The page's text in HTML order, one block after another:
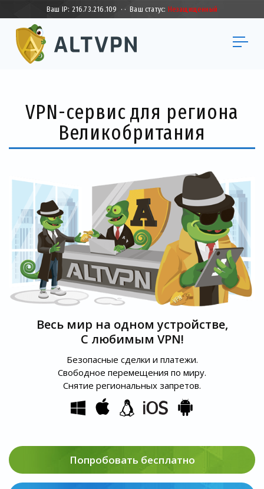
Ваш IP: 216.73.216.109 · · Ваш статус: Незащищенный
VPN-сервис для региона
Великобритания
Весь мир на одном устройстве,
С любимым VPN!
Безопасные сделки и платежи.
Свободное перемещения по миру.
Снятие региональных запретов.
Попробовать бесплатно